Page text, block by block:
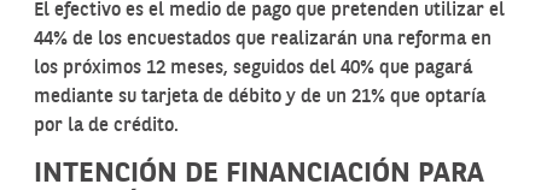
El efectivo es el medio de pago que pretenden utilizar el
44% de los encuestados que realizarán una reforma en
los próximos 12 meses, seguidos del 40% que pagará
mediante su tarjeta de débito y de un 21% que optaría
por la de crédito.
INTENCIÓN DE FINANCIACIÓN PARA